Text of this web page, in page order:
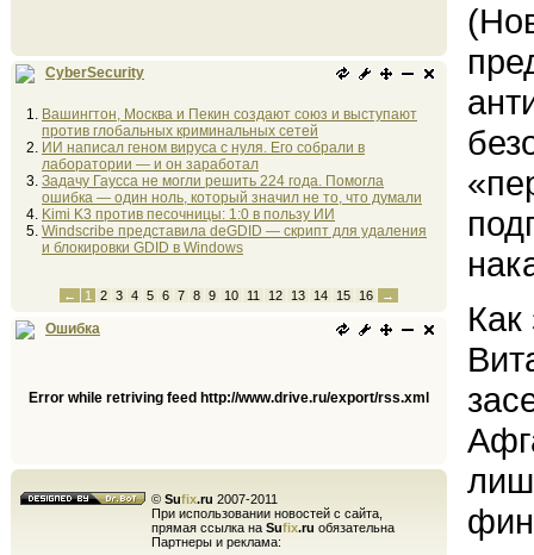
CyberSecurity
Вашингтон, Москва и Пекин создают союз и выступают
против глобальных криминальных сетей
ИИ написал геном вируса с нуля. Его собрали в
лаборатории — и он заработал
Задачу Гаусса не могли решить 224 года. Помогла
ошибка — один ноль, который значил не то, что думали
Kimi K3 против песочницы: 1:0 в пользу ИИ
Windscribe представила deGDID — скрипт для удаления
и блокировки GDID в Windows
← 1 2 3 4 5 6 7 8 9 10 11 12 13 14 15 16 →
Ошибка
Error while retriving feed http://www.drive.ru/export/rss.xml
© Sufix.ru 2007-2011
При использовании новостей с сайта,
прямая ссылка на Sufix.ru обязательна
Партнеры и реклама: